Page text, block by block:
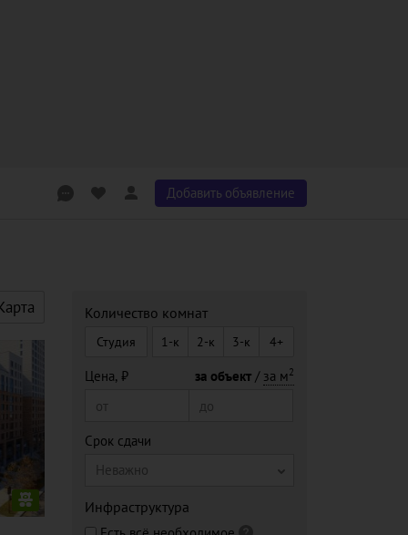
Добавить объявление
Количество комнат
Студия 1-к 2-к 3-к 4+
Цена, за объект за м2
Срок сдачи
Неважно
Инфраструктура